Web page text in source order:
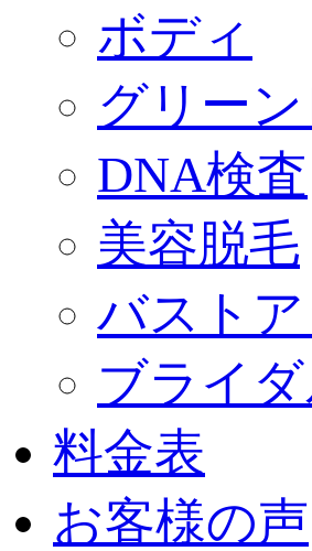
ボディ
グリー
DNA検査
美容脱毛
バスト
ブライ
料金表
お客様の声